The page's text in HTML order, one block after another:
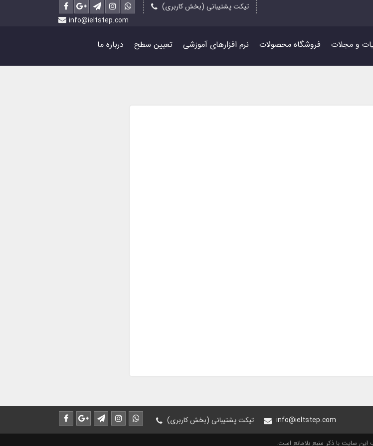
تیکت پشتیبانی (بخش کاربری)
info@ieltstep.com
و مجلات فروشگاه محصولات نرم افزارهای آموزشی تعیین سطح درباره ما
تیکت پشتیبانی (بخش کاربری) info@ieltstep.com
سایت با ذکر منبع بلامانع است.